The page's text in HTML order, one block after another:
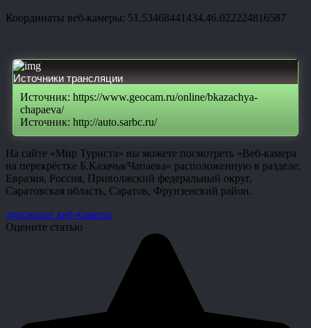
Координаты веб-камеры: 51.53468441434,46.022224816587
Источники трансляции
Источник: https://www.geocam.ru/online/bkazachya-
chapaeva/
Источник: http://auto.sarbc.ru/
На сайте «Мир Туриста» вы можете посмотреть «Веб-камера
на перекрёстке Б.Казачья/Чапаева» расположенную в разделе:
Евразия, Россия, Приволжский федеральный округ,
Саратовская область, Саратов, Фрунзенский район.
дорожные веб-камеры
Оцените статью